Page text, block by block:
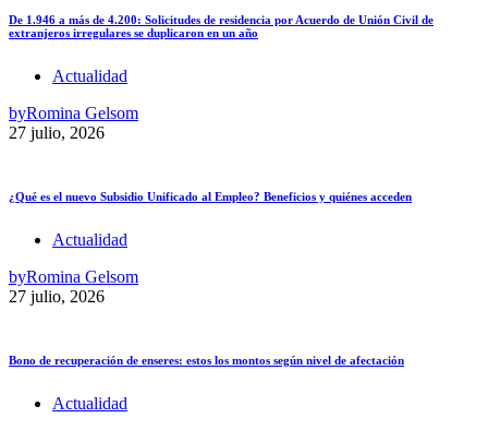
De 1.946 a más de 4.200: Solicitudes de residencia por Acuerdo de Unión Civil de
extranjeros irregulares se duplicaron en un año
Actualidad
byRomina Gelsom
27 julio, 2026
¿Qué es el nuevo Subsidio Unificado al Empleo? Beneficios y quiénes acceden
Actualidad
byRomina Gelsom
27 julio, 2026
Bono de recuperación de enseres: estos los montos según nivel de afectación
Actualidad